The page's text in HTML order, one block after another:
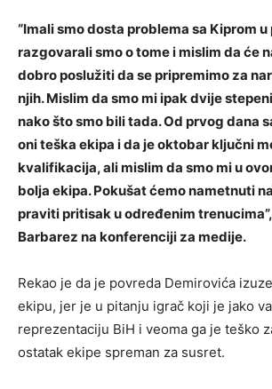
“Imali smo dosta problema sa Kiprom
razgovarali smo o tome i mislim da će
dobro poslužiti da se pripremimo za
njih. Mislim da smo mi ipak dvije
nako što smo bili tada. Od prvog dana
oni teška ekipa i da je oktobar ključni
kvalifikacija, ali mislim da smo mi u
bolja ekipa. Pokušat ćemo nametnuti
praviti pritisak u određenim
Barbarez na konferenciji za medije.
Rekao je da je povreda Demirovića
ekipu, jer je u pitanju igrač koji je jako
reprezentaciju BiH i veoma ga je teško
ostatak ekipe spreman za susret.